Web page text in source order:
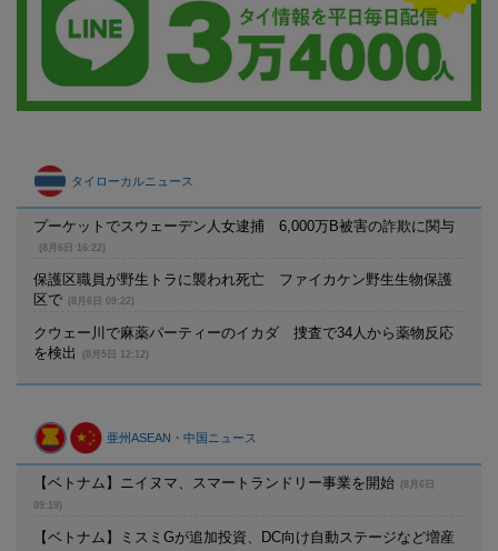
タイローカルニュース
プーケットでスウェーデン人女逮捕 6,000万B被害の詐欺に関与
(8月6日 16:22)
保護区職員が野生トラに襲われ死亡 ファイカケン野生生物保護
区で
(8月6日 09:22)
クウェー川で麻薬パーティーのイカダ 捜査で34人から薬物反応
を検出
(8月5日 12:12)
亜州ASEAN・中国ニュース
【ベトナム】ニイヌマ、スマートランドリー事業を開始
(8月6日
09:19)
【ベトナム】ミスミGが追加投資、DC向け自動ステージなど増産